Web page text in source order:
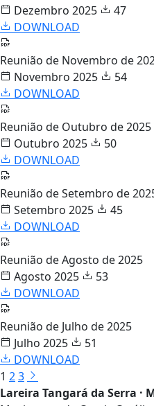
Dezembro 2025
47
DOWNLOAD
Reunião de Novembro de
Novembro 2025
54
DOWNLOAD
Reunião de Outubro de 2025
Outubro 2025
50
DOWNLOAD
Reunião de Setembro de
Setembro 2025
45
DOWNLOAD
Reunião de Agosto de 2025
Agosto 2025
53
DOWNLOAD
Reunião de Julho de 2025
Julho 2025
51
DOWNLOAD
1 23
Lareira Tangará da Serra ·